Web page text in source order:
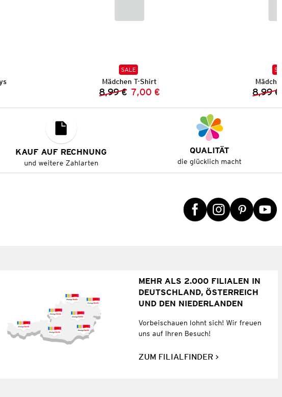
SALE
Mädchen T-Shirt
Vorheriger Preis:
8,99 € Neuer Preis:
7,00 € 8,99 €
KAUF AUF RECHNUNG
und weitere Zahlarten
QUALITÄT
die glücklich macht
MEHR ALS 2.000 FILIALEN IN
DEUTSCHLAND, ÖSTERREICH
UND DEN NIEDERLANDEN
Vorbeischauen lohnt sich! Wir freuen
uns auf Ihren Besuch!
ZUM FILIALFINDER